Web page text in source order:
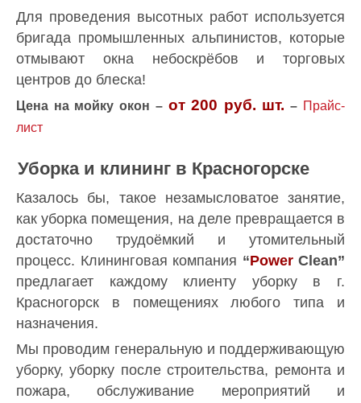
Для проведения высотных работ используется
бригада промышленных альпинистов, которые
отмывают окна небоскрёбов и торговых
центров до блеска!
Цена на мойку окон – от 200 руб. шт.– Прайс-
лист
Уборка и клининг в Красногорске
Казалось бы, такое незамысловатое занятие,
как уборка помещения, на деле превращается в
достаточно трудоёмкий и утомительный
процесс. Клининговая компания “PowerClean”
предлагает каждому клиенту уборку в г.
Красногорск в помещениях любого типа и
назначения.
Мы проводим генеральную и поддерживающую
уборку, уборку после строительства, ремонта и
пожара, обслуживание мероприятий и